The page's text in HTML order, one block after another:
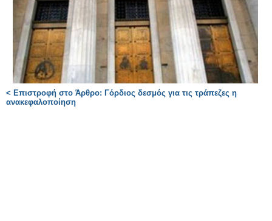
< Επιστροφή στο Άρθρο: Γόρδιος δεσμός για τις τράπεζες η
ανακεφαλοποίηση